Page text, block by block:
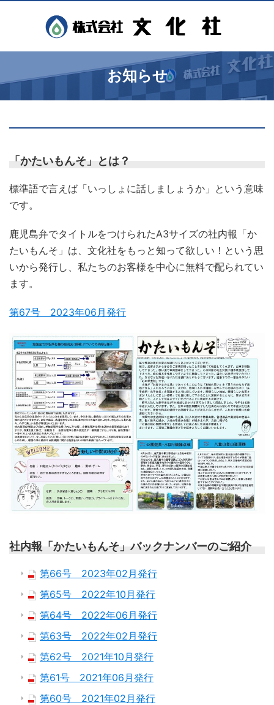
お知らせ
「かたいもんそ」とは？
標準語で言えば「いっしょに話しましょうか」という意味
です。
鹿児島弁でタイトルをつけられたA3サイズの社内報「か
たいもんそ」は、文化社をもっと知って欲しい！という思
いから発行し、私たちのお客様を中心に無料で配られてい
ます。
第67号 2023年06月発行
社内報「かたいもんそ」バックナンバーのご紹介
第66号 2023年02月発行
第65号 2022年10月発行
第64号 2022年06月発行
第63号 2022年02月発行
第62号 2021年10月発行
第61号 2021年06月発行
第60号 2021年02月発行